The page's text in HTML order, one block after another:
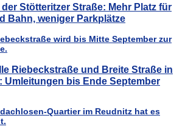
Stötteritzer Straße: Mehr Platz für
Bahn, weniger Parkplätze
Riebeckstraße und Breite Straße in
Umleitungen bis Ende September